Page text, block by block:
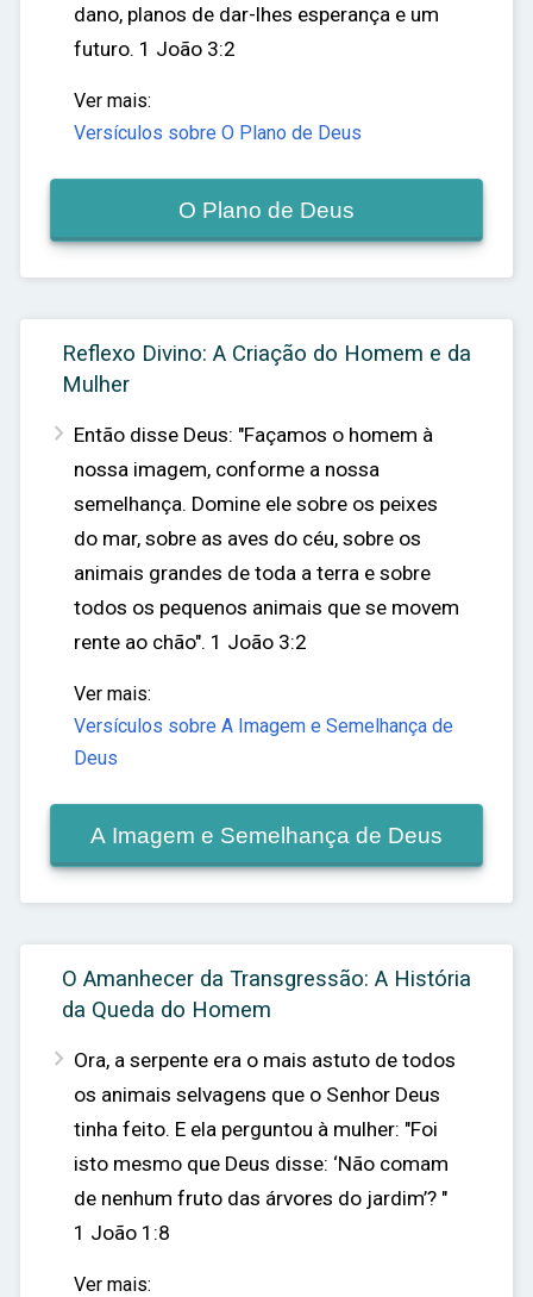
dano, planos de dar-lhes esperança e um
futuro. 1 João 3:2
Ver mais:
Versículos sobre O Plano de Deus
O Plano de Deus
Reflexo Divino: A Criação do Homem e da
Mulher
 Então disse Deus: "Façamos o homem à
nossa imagem, conforme a nossa
semelhança. Domine ele sobre os peixes
do mar, sobre as aves do céu, sobre os
animais grandes de toda a terra e sobre
todos os pequenos animais que se movem
rente ao chão". 1 João 3:2
Ver mais:
Versículos sobre A Imagem e Semelhança de
Deus
A Imagem e Semelhança de Deus
O Amanhecer da Transgressão: A História
da Queda do Homem
 Ora, a serpente era o mais astuto de todos
os animais selvagens que o Senhor Deus
tinha feito. E ela perguntou à mulher: "Foi
isto mesmo que Deus disse: ‘Não comam
de nenhum fruto das árvores do jardim’? "
1 João 1:8
Ver mais: